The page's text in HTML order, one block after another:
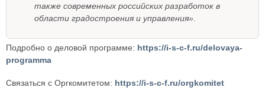
также современных российских разработок в
области градостроения и управления».
Подробно о деловой программе: https://i-s-c-f.ru/delovaya-
programma
Связаться с Оргкомитетом: https://i-s-c-f.ru/orgkomitet